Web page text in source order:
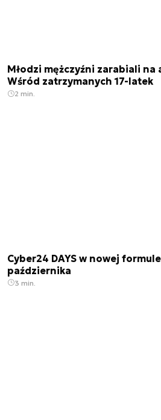
Młodzi mężczyźni zarabiali na
Wśród zatrzymanych 17-latek
2 min.
Cyber24 DAYS w nowej
października
3 min.